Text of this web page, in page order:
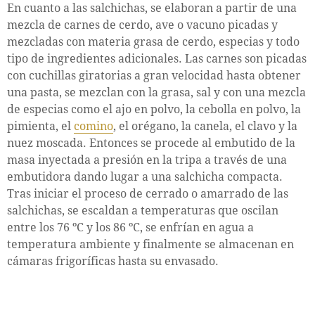
En cuanto a las salchichas, se elaboran a partir de una
mezcla de carnes de cerdo, ave o vacuno picadas y
mezcladas con materia grasa de cerdo, especias y todo
tipo de ingredientes adicionales. Las carnes son picadas
con cuchillas giratorias a gran velocidad hasta obtener
una pasta, se mezclan con la grasa, sal y con una mezcla
de especias como el ajo en polvo, la cebolla en polvo, la
pimienta, el comino, el orégano, la canela, el clavo y la
nuez moscada. Entonces se procede al embutido de la
masa inyectada a presión en la tripa a través de una
embutidora dando lugar a una salchicha compacta.
Tras iniciar el proceso de cerrado o amarrado de las
salchichas, se escaldan a temperaturas que oscilan
entre los 76 ºC y los 86 ºC, se enfrían en agua a
temperatura ambiente y finalmente se almacenan en
cámaras frigoríficas hasta su envasado.